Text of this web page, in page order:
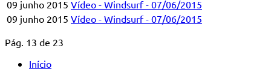
09 junho 2015 Vídeo - Windsurf - 07/06/2015
09 junho 2015 Vídeo - Windsurf - 07/06/2015
Pág. 13 de 23
Início